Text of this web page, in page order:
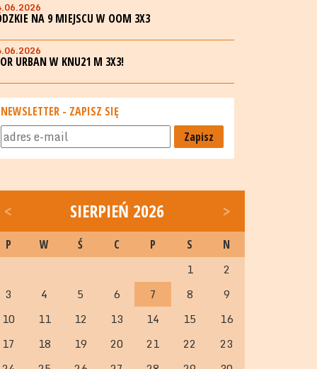
NA 9 MIEJSCU W OOM 3X3
URBAN W KNU21 M 3X3!
NEWSLETTER - ZAPISZ SIĘ
Zapisz
< SIERPIEŃ 2026 >
P W Ś C P S N
1
2
3
4 5 6 7 8
9
10
11 12 13 14 15
16
17
18 19 20 21 22
23